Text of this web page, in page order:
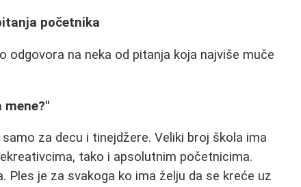
početnika
na neka od pitanja koja najviše muče
mene?"
za decu i tinejdžere. Veliki broj škola ima
tako i apsolutnim početnicima.
Ples je za svakoga ko ima želju da se kreće uz